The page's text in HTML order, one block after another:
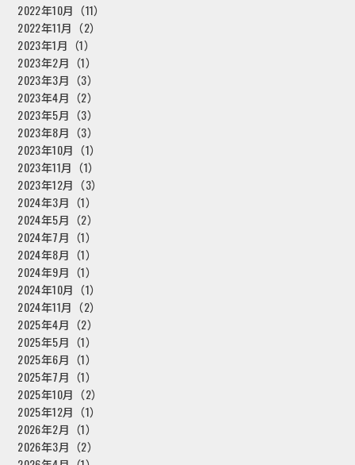
2022年10月（11）
2022年11月（2）
2023年1月（1）
2023年2月（1）
2023年3月（3）
2023年4月（2）
2023年5月（3）
2023年8月（3）
2023年10月（1）
2023年11月（1）
2023年12月（3）
2024年3月（1）
2024年5月（2）
2024年7月（1）
2024年8月（1）
2024年9月（1）
2024年10月（1）
2024年11月（2）
2025年4月（2）
2025年5月（1）
2025年6月（1）
2025年7月（1）
2025年10月（2）
2025年12月（1）
2026年2月（1）
2026年3月（2）